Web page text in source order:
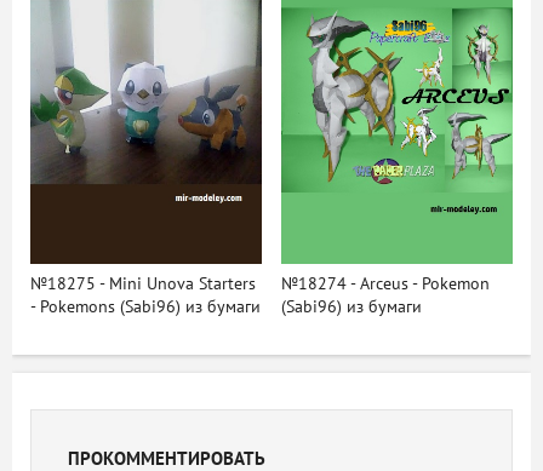
№18275 - Mini Unova Starters
- Pokemons (Sabi96) из бумаги
№18274 - Arceus - Pokemon
(Sabi96) из бумаги
ПРОКОММЕНТИРОВАТЬ